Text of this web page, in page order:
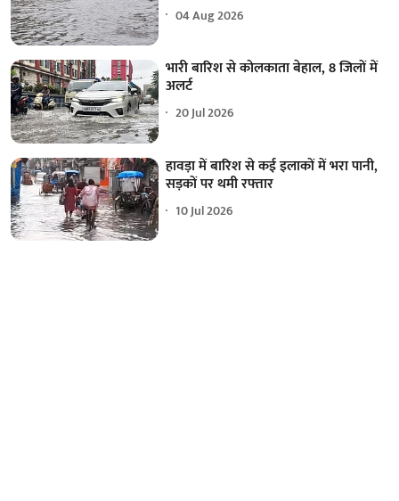
04 Aug 2026
भारी बारिश से कोलकाता बेहाल, 8 जिलों में
अलर्ट
20 Jul 2026
हावड़ा में बारिश से कई इलाकों में भरा पानी,
सड़कों पर थमी रफ्तार
10 Jul 2026